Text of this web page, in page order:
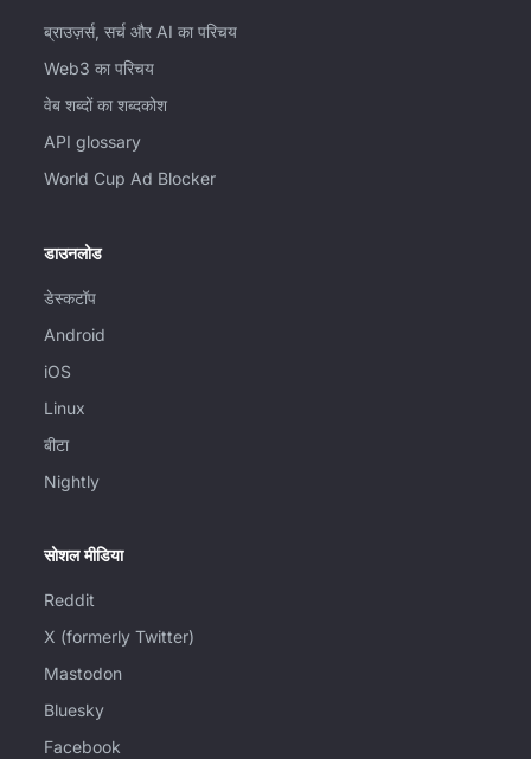
ब्राउज़र्स, सर्च और AI का परिचय
Web3 का परिचय
वेब शब्दों का शब्दकोश
API glossary
World Cup Ad Blocker
डाउनलोड
डेस्कटॉप
Android
iOS
Linux
बीटा
Nightly
सोशल मीडिया
Reddit
X (formerly Twitter)
Mastodon
Bluesky
Facebook